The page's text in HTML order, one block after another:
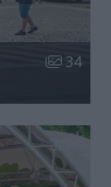
Liczba
34